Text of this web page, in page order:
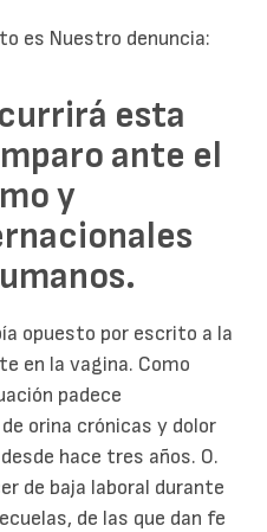
es Nuestro denuncia:
esta
ante el
y
opuesto por escrito a la
en la vagina. Como
padece
orina crónicas y dolor
hace tres años. O.
de baja laboral durante
de las que dan fe